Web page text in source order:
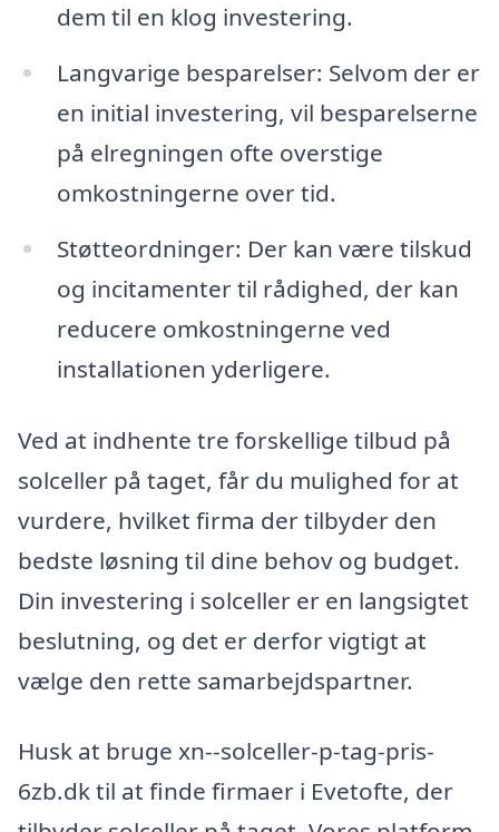
dem til en klog investering.
Langvarige besparelser: Selvom der er
en initial investering, vil besparelserne
på elregningen ofte overstige
omkostningerne over tid.
Støtteordninger: Der kan være tilskud
og incitamenter til rådighed, der kan
reducere omkostningerne ved
installationen yderligere.
Ved at indhente tre forskellige tilbud på
solceller på taget, får du mulighed for at
vurdere, hvilket firma der tilbyder den
bedste løsning til dine behov og budget.
Din investering i solceller er en langsigtet
beslutning, og det er derfor vigtigt at
vælge den rette samarbejdspartner.
Husk at bruge xn--solceller-p-tag-pris-
6zb.dk til at finde firmaer i Evetofte, der